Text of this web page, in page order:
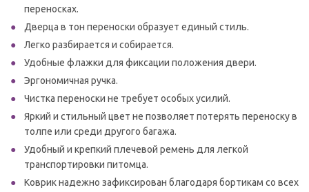
переносках.
Дверца в тон переноски образует единый стиль.
Легко разбирается и собирается.
Удобные флажки для фиксации положения двери.
Эргономичная ручка.
Чистка переноски не требует особых усилий.
Яркий и стильный цвет не позволяет потерять переноску в
толпе или среди другого багажа.
Удобный и крепкий плечевой ремень для легкой
транспортировки питомца.
Коврик надежно зафиксирован благодаря бортикам со всех